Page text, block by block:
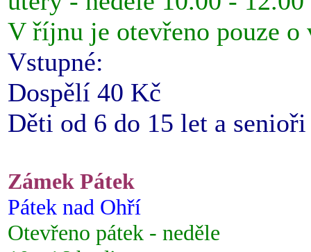
V říjnu je otevřeno pouze o
Vstupné:
Dospělí 40 Kč
Děti od 6 do 15 let a
Zámek Pátek
Pátek nad Ohří
Otevřeno pátek - neděle